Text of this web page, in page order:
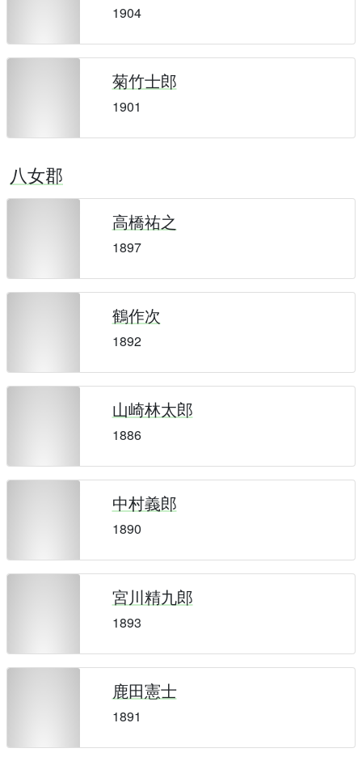
1904
菊竹士郎
1901
八女郡
高橋祐之
1897
鶴作次
1892
山崎林太郎
1886
中村義郎
1890
宮川精九郎
1893
鹿田憲士
1891